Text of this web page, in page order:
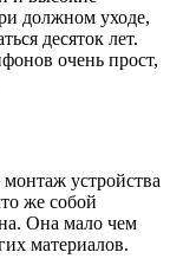
должном уходе,
десяток лет.
очень прост,
устройства
же собой
Она мало чем
материалов.